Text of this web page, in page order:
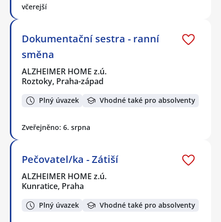
včerejší
Dokumentační sestra - ranní
směna
ALZHEIMER HOME z.ú.
Roztoky, Praha-západ
Plný úvazek Vhodné také pro absolventy
Zveřejněno: 6. srpna
Pečovatel/ka - Zátiší
ALZHEIMER HOME z.ú.
Kunratice, Praha
Plný úvazek Vhodné také pro absolventy